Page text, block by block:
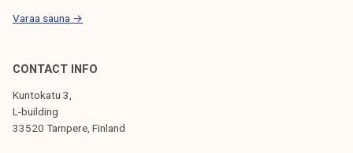
i
o
l
l
Varaa sauna →
CONTACT INFO
Kuntokatu 3,
L-building
33520 Tampere, Finland